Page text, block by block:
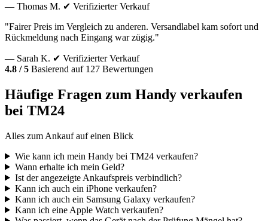
— Thomas M. ✔ Verifizierter Verkauf
"Fairer Preis im Vergleich zu anderen. Versandlabel kam sofort und
Rückmeldung nach Eingang war zügig."
— Sarah K. ✔ Verifizierter Verkauf
4.8 / 5 Basierend auf 127 Bewertungen
Häufige Fragen zum Handy verkaufen
bei TM24
Alles zum Ankauf auf einen Blick
Wie kann ich mein Handy bei TM24 verkaufen?
Wann erhalte ich mein Geld?
Ist der angezeigte Ankaufspreis verbindlich?
Kann ich auch ein iPhone verkaufen?
Kann ich auch ein Samsung Galaxy verkaufen?
Kann ich eine Apple Watch verkaufen?